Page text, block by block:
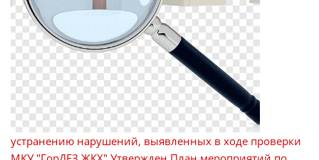
устранению нарушений, выявленных в ходе проверки